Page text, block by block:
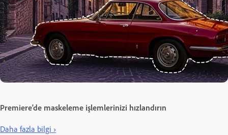
Premiere'de maskeleme işlemlerinizi hızlandırın
Daha fazla bilgi ›